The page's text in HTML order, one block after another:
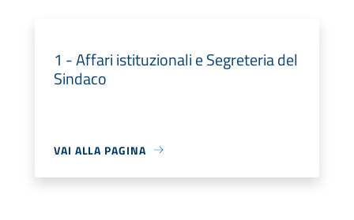
1 - Affari istituzionali e Segreteria del
Sindaco
VAI ALLA PAGINA